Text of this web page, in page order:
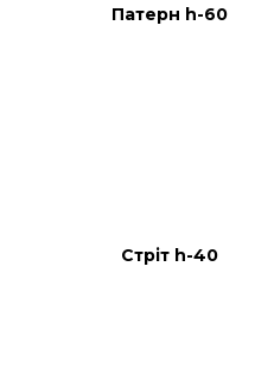
Патерн h-60
Стріт h-40